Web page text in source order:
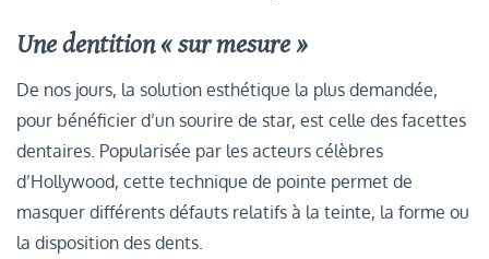
Une dentition « sur mesure »
De nos jours, la solution esthétique la plus demandée,
pour bénéficier d’un sourire de star, est celle des facettes
dentaires. Popularisée par les acteurs célèbres
d’Hollywood, cette technique de pointe permet de
masquer différents défauts relatifs à la teinte, la forme ou
la disposition des dents.